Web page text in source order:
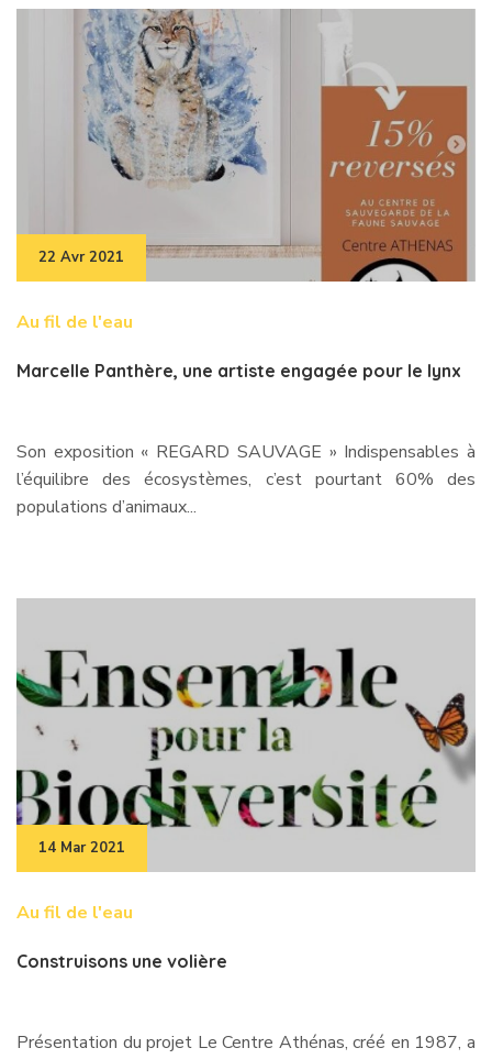
22 Avr 2021
Au fil de l'eau
Marcelle Panthère, une artiste engagée pour le lynx
Son exposition « REGARD SAUVAGE » Indispensables à
l’équilibre des écosystèmes, c’est pourtant 60% des
populations d’animaux...
14 Mar 2021
Au fil de l'eau
Construisons une volière
Présentation du projet Le Centre Athénas, créé en 1987, a